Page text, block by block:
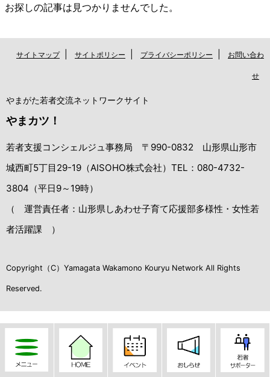
お探しの記事は見つかりませんでした。
サイトマップ サイトポリシー プライバシーポリシー お問い合わ
せ
やまがた若者交流ネットワークサイト
やまカツ！
若者支援コンシェルジュ事務局 〒990-0832 山形県山形市
城西町5丁目29-19（AISOHO株式会社）TEL：080-4732-
3804（平日9～19時）
（ 運営責任者：山形県しあわせ子育て応援部多様性・女性若
者活躍課 ）
Copyright（C）Yamagata Wakamono Kouryu Network All Rights
Reserved.